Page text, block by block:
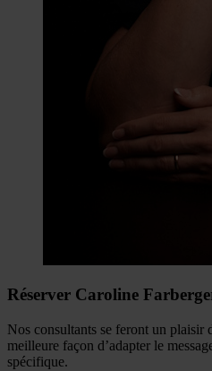
Réserver Caroline
Nos consultants se feront un plaisir
meilleure façon d’adapter le
spécifique.